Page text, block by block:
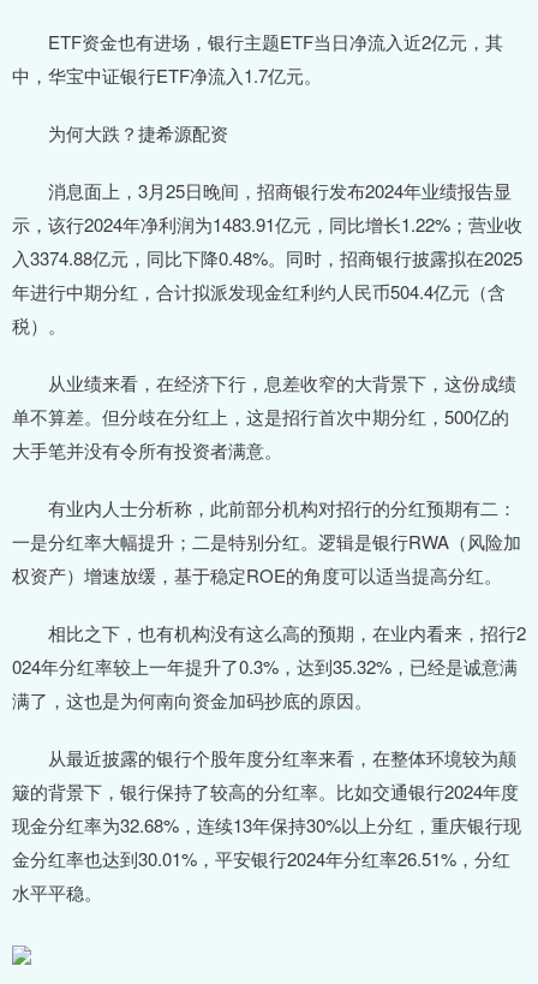
ETF资金也有进场，银行主题ETF当日净流入近2亿元，其
中，华宝中证银行ETF净流入1.7亿元。
为何大跌？捷希源配资
消息面上，3月25日晚间，招商银行发布2024年业绩报告显
示，该行2024年净利润为1483.91亿元，同比增长1.22%；营业收
入3374.88亿元，同比下降0.48%。同时，招商银行披露拟在2025
年进行中期分红，合计拟派发现金红利约人民币504.4亿元（含
税）。
从业绩来看，在经济下行，息差收窄的大背景下，这份成绩
单不算差。但分歧在分红上，这是招行首次中期分红，500亿的
大手笔并没有令所有投资者满意。
有业内人士分析称，此前部分机构对招行的分红预期有二：
一是分红率大幅提升；二是特别分红。逻辑是银行RWA（风险加
权资产）增速放缓，基于稳定ROE的角度可以适当提高分红。
相比之下，也有机构没有这么高的预期，在业内看来，招行2
024年分红率较上一年提升了0.3%，达到35.32%，已经是诚意满
满了，这也是为何南向资金加码抄底的原因。
从最近披露的银行个股年度分红率来看，在整体环境较为颠
簸的背景下，银行保持了较高的分红率。比如交通银行2024年度
现金分红率为32.68%，连续13年保持30%以上分红，重庆银行现
金分红率也达到30.01%，平安银行2024年分红率26.51%，分红
水平平稳。